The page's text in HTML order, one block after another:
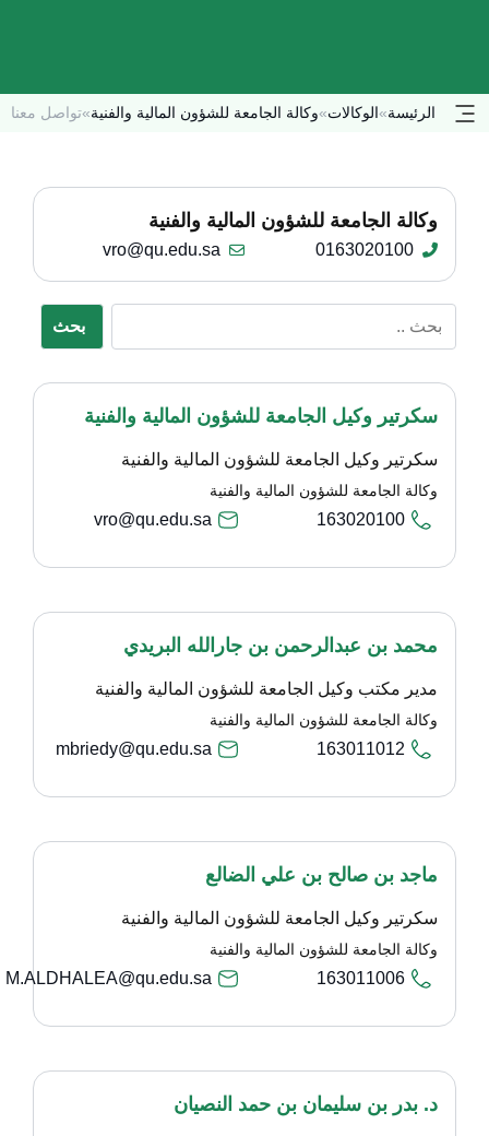
الرئيسة»الوكالات»وكالة الجامعة للشؤون المالية والفنية»تواصل معنا
وكالة الجامعة للشؤون المالية والفنية
0163020100
vro@qu.edu.sa
بحث
سكرتير وكيل الجامعة للشؤون المالية والفنية
سكرتير وكيل الجامعة للشؤون المالية والفنية
وكالة الجامعة للشؤون المالية والفنية
163020100
vro@qu.edu.sa
محمد بن عبدالرحمن بن جارالله البريدي
مدير مكتب وكيل الجامعة للشؤون المالية والفنية
وكالة الجامعة للشؤون المالية والفنية
163011012
mbriedy@qu.edu.sa
ماجد بن صالح بن علي الضالع
سكرتير وكيل الجامعة للشؤون المالية والفنية
وكالة الجامعة للشؤون المالية والفنية
163011006
M.ALDHALEA@qu.edu.sa
د. بدر بن سليمان بن حمد النصيان